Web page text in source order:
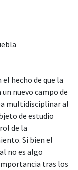
hecho de que la
nuevo campo de
multidisciplinar al
de estudio
de la
Si bien el
no es algo
tras los